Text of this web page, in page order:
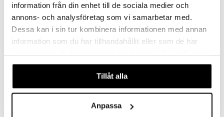
information från din enhet till de sociala medier och
annons- och analysföretag som vi samarbetar med.
Dessa kan i sin tur kombinera informationen med annan
information som du har tillhandahållit eller som de har
våra cookies vid fortsatt användande av vår webbplats.
Tillåt alla
Anpassa
156